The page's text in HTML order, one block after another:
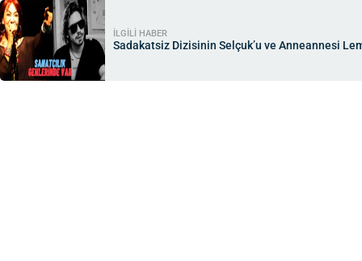
İLGİLİ HABER
Sadakatsiz Dizisinin Selçuk’u ve Anneannesi